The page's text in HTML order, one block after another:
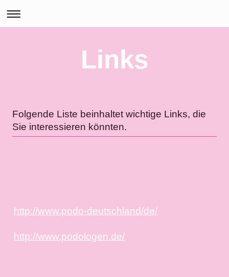
Links
Folgende Liste beinhaltet wichtige Links, die
Sie interessieren könnten.
http://www.podo-deutschland/de/
http://www.podologen.de/